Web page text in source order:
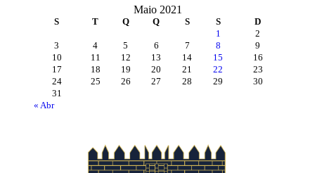
Maio 2021
S T Q Q S S D
« Abr
1
2
3
4 5 6 7 8
9
10
11 12 13 14 15
16
17
18 19 20 21 22
23
24
25 26 27 28 29
30
31